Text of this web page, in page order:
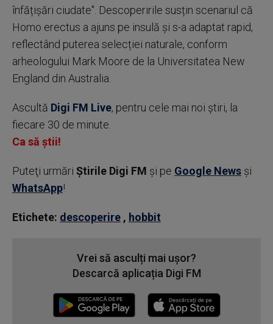
înfățișări ciudate". Descoperirile susțin scenariul că
Homo erectus a ajuns pe insulă și s-a adaptat rapid,
reflectând puterea selecției naturale, conform
arheologului Mark Moore de la Universitatea New
England din Australia.
Ascultă Digi FM Live, pentru cele mai noi știri, la
fiecare 30 de minute.
Ca să știi!
Puteţi urmări Știrile Digi FM şi pe Google News şi
WhatsApp!
Etichete: descoperire , hobbit
Vrei să asculți mai ușor?
Descarcă aplicația Digi FM